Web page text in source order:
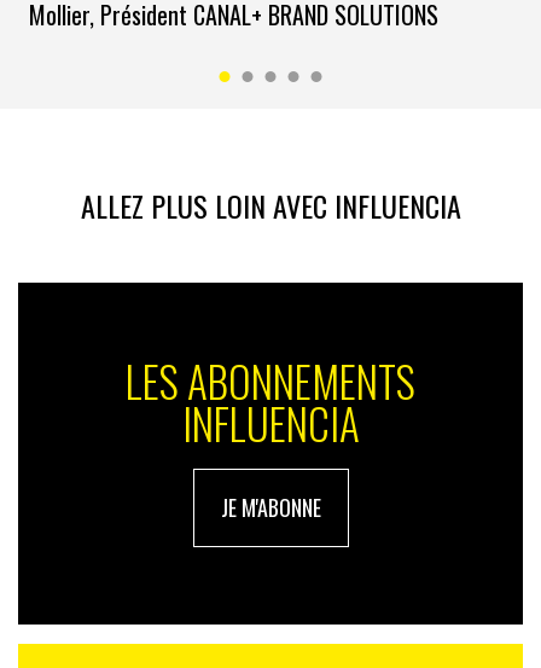
Mollier, Président CANAL+ BRAND SOLUTIONS
ALLEZ PLUS LOIN AVEC INFLUENCIA
LES ABONNEMENTS
INFLUENCIA
JE M'ABONNE